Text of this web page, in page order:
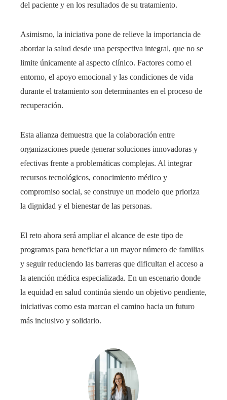
del paciente y en los resultados de su tratamiento.
Asimismo, la iniciativa pone de relieve la importancia de
abordar la salud desde una perspectiva integral, que no se
limite únicamente al aspecto clínico. Factores como el
entorno, el apoyo emocional y las condiciones de vida
durante el tratamiento son determinantes en el proceso de
recuperación.
Esta alianza demuestra que la colaboración entre
organizaciones puede generar soluciones innovadoras y
efectivas frente a problemáticas complejas. Al integrar
recursos tecnológicos, conocimiento médico y
compromiso social, se construye un modelo que prioriza
la dignidad y el bienestar de las personas.
El reto ahora será ampliar el alcance de este tipo de
programas para beneficiar a un mayor número de familias
y seguir reduciendo las barreras que dificultan el acceso a
la atención médica especializada. En un escenario donde
la equidad en salud continúa siendo un objetivo pendiente,
iniciativas como esta marcan el camino hacia un futuro
más inclusivo y solidario.